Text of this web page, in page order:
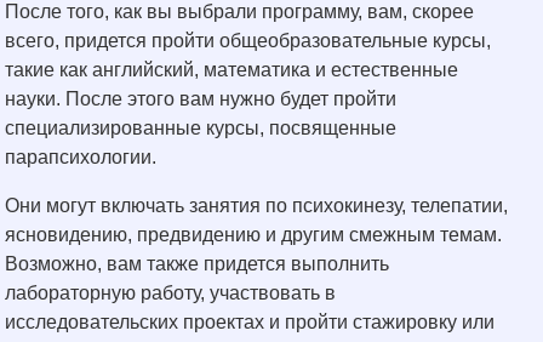
После того, как вы выбрали программу, вам, скорее
всего, придется пройти общеобразовательные курсы,
такие как английский, математика и естественные
науки. После этого вам нужно будет пройти
специализированные курсы, посвященные
парапсихологии.
Они могут включать занятия по психокинезу, телепатии,
ясновидению, предвидению и другим смежным темам.
Возможно, вам также придется выполнить
лабораторную работу, участвовать в
исследовательских проектах и пройти стажировку или